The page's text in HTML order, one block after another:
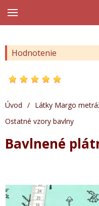
Hodnotenie
Úvod / Látky Margo
Ostatné vzory bavlny
Bavlnené